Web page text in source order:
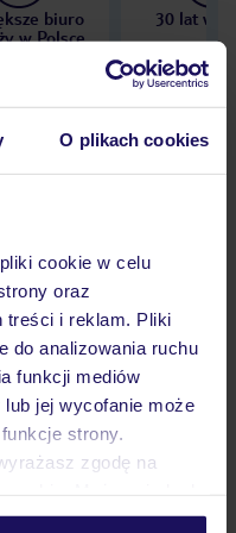
O plikach cookies
cookie w celu
oraz
treści i reklam. Pliki
do analizowania ruchu
funkcji mediów
jej wycofanie może
strony.
zgodę na
w zakładkę
biuro
w Polsce
30 lat w